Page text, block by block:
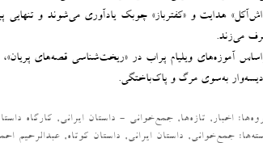
هدایت و «کفترباز» چوبک یادآوری می‌شوند و
می‌زند.
آموزه‌های ویلیام پراب در «ریخت‌شناسی قصه‌های
به‌سوی مرگ و پاک‌باختگی.
اخبار, تازه‌ها, جمع‌خوانی - داستان ایرانی, کارگاه
جمع‌خوانی, داستان ایرانی, داستان کوتاه, عبدالرحیم